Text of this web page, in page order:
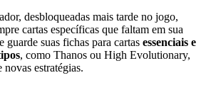
desbloqueadas mais tarde no jogo,
cartas específicas que faltam em sua
guarde suas fichas para cartas essenciais e
, como Thanos ou High Evolutionary,
estratégias.